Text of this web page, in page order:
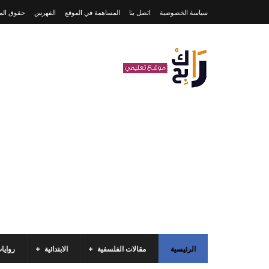
سياسة الخصوصية اتصل بنا المساهمة في الموقع الفهرس حقوق
الرئيسية مقالات الفلسفية الابتدائية